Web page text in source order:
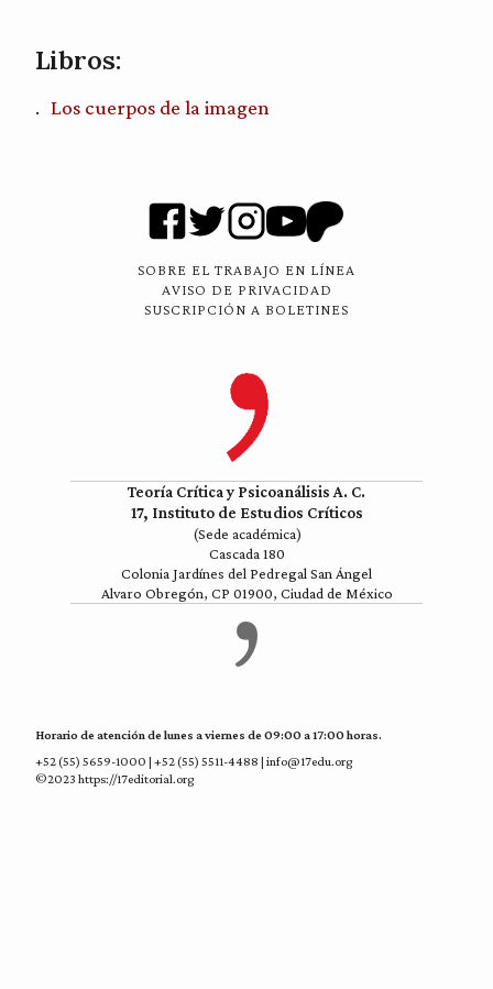
Libros:
Los cuerpos de la imagen
SOBRE EL TRABAJO EN LÍNEA
AVISO DE PRIVACIDAD
SUSCRIPCIÓN A BOLETINES
Teoría Crítica y Psicoanálisis A. C.
17, Instituto de Estudios Críticos
(Sede académica)
Cascada 180
Colonia Jardínes del Pedregal San Ángel
Alvaro Obregón, CP 01900, Ciudad de México
Horario de atención de lunes a viernes de 09:00 a 17:00 horas.
+52 (55) 5659-1000 | +52 (55) 5511-4488 | info@17edu.org
©2023 https://17editorial.org